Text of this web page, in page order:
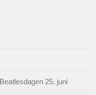
25. juni